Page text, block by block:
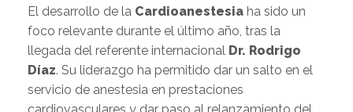
El desarrollo de la Cardioanestesia ha sido un
foco relevante durante el último año, tras la
llegada del referente internacional Dr. Rodrigo
Díaz. Su liderazgo ha permitido dar un salto en el
servicio de anestesia en prestaciones